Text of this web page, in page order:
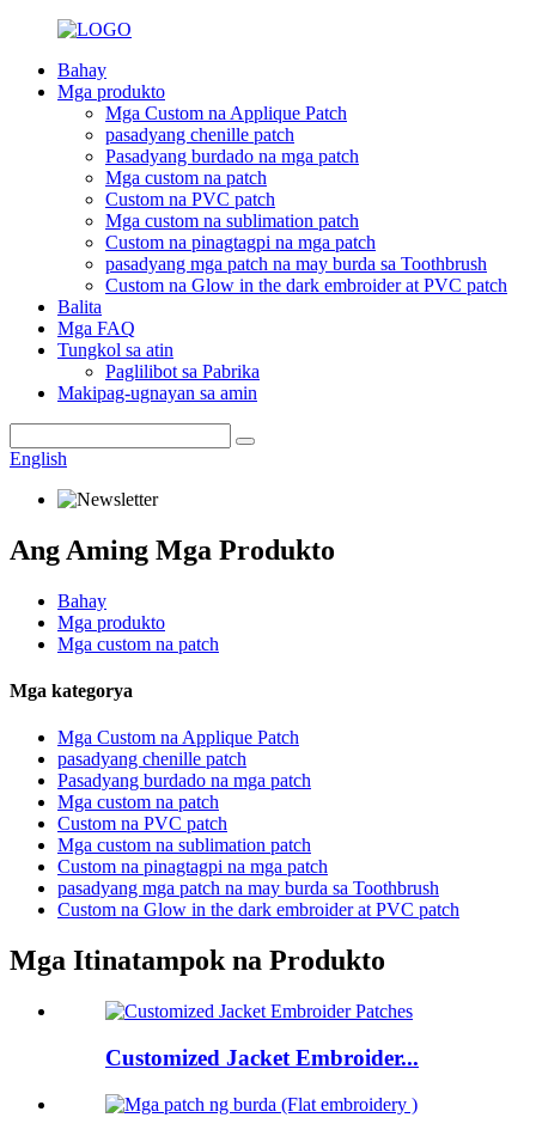
Bahay
Mga produkto
Mga Custom na Applique Patch
pasadyang chenille patch
Pasadyang burdado na mga patch
Mga custom na patch
Custom na PVC patch
Mga custom na sublimation patch
Custom na pinagtagpi na mga patch
pasadyang mga patch na may burda sa Toothbrush
Custom na Glow in the dark embroider at PVC patch
Balita
Mga FAQ
Tungkol sa atin
Paglilibot sa Pabrika
Makipag-ugnayan sa amin
English
Ang Aming Mga Produkto
Bahay
Mga produkto
Mga custom na patch
Mga kategorya
Mga Custom na Applique Patch
pasadyang chenille patch
Pasadyang burdado na mga patch
Mga custom na patch
Custom na PVC patch
Mga custom na sublimation patch
Custom na pinagtagpi na mga patch
pasadyang mga patch na may burda sa Toothbrush
Custom na Glow in the dark embroider at PVC patch
Mga Itinatampok na Produkto
Customized Jacket Embroider...